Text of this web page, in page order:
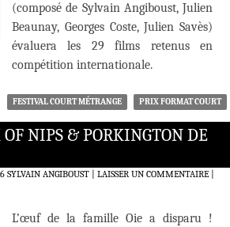
(composé de Sylvain Angiboust, Julien
Beaunay, Georges Coste, Julien Savès)
évaluera les 29 films retenus en
compétition internationale.
FESTIVAL COURT MÉTRANGE PRIX FORMAT COURT
OF NIPS & PORKINGTON DE
SYLVAIN ANGIBOUST LAISSER UN COMMENTAIRE|
L’œuf de la famille Oie a disparu !